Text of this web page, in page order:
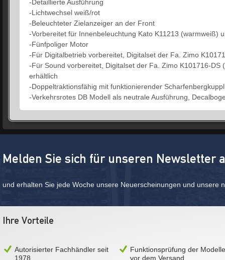
-Detaillierte Ausführung
-Lichtwechsel weiß/rot
-Beleuchteter Zielanzeiger an der Front
-Vorbereitet für Innenbeleuchtung Kato K11213 (warmweiß)
-Fünfpoliger Motor
-Für Digitalbetrieb vorbereitet, Digitalset der Fa. Zimo
-Für Sound vorbereitet, Digitalset der Fa. Zimo K101716-
erhältlich
-Doppeltraktionsfähig mit funktionierender
-Verkehrsrotes DB Modell als neutrale Ausführung,
Melden Sie sich für unseren Newsletter
und erhalten Sie jede Woche unsere Neuerscheinungen und unsere
Ihre Vorteile
Autorisierter Fachhändler seit
1978
Funktionsprüfung der Modelle
vor dem Versand